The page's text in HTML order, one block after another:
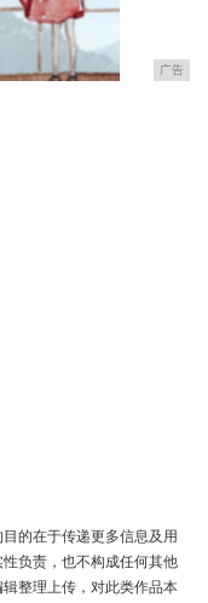
广告
的在于传递更多信息及用
负责，也不构成任何其他
整理上传，对此类作品本